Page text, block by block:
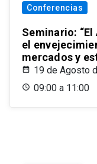
Conferencias
Seminario:
el
mercados y
19 de Agosto
09:00 a 11:00